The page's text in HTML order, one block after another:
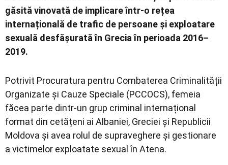
găsită vinovată de implicare într-o rețea
internațională de trafic de persoane și exploatare
sexuală desfășurată în Grecia în perioada 2016–
2019.
Potrivit Procuratura pentru Combaterea Criminalității
Organizate și Cauze Speciale (PCCOCS), femeia
făcea parte dintr-un grup criminal internațional
format din cetățeni ai Albaniei, Greciei și Republicii
Moldova și avea rolul de supraveghere și gestionare
a victimelor exploatate sexual în Atena.